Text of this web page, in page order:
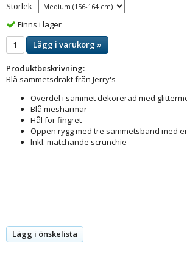
Storlek
Finns i lager
Lägg i varukorg »
Produktbeskrivning:
Blå sammetsdräkt från Jerry's
Överdel i sammet dekorerad med
Blå meshärmar
Hål för fingret
Öppen rygg med tre sammetsband med
Inkl. matchande scrunchie
Lägg i önskelista